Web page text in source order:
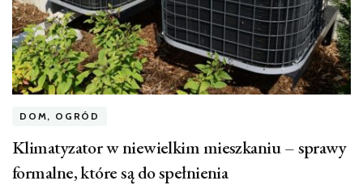
DOM, OGRÓD
Klimatyzator w niewielkim mieszkaniu – sprawy
formalne, które są do spełnienia